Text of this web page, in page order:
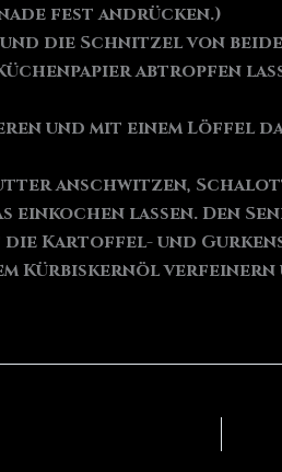
fest andrücken.)
die Schnitzel von
abtropfen
und mit einem Löffel
anschwitzen,
einkochen lassen. Den
Kartoffel- und
Kürbiskernöl